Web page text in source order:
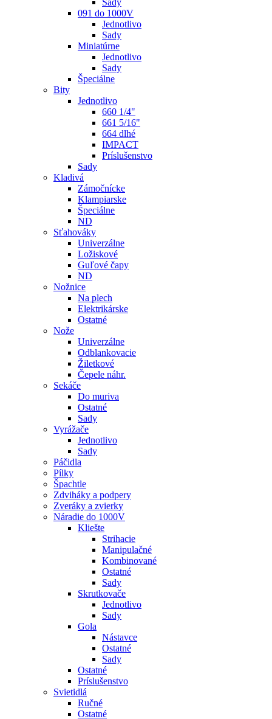
Sady
091 do 1000V
Jednotlivo
Sady
Miniatúrne
Jednotlivo
Sady
Špeciálne
Bity
Jednotlivo
660 1/4"
661 5/16"
664 dlhé
IMPACT
Príslušenstvo
Sady
Kladivá
Zámočnícke
Klampiarske
Špeciálne
ND
Sťahováky
Univerzálne
Ložiskové
Guľové čapy
ND
Nožnice
Na plech
Elektrikárske
Ostatné
Nože
Univerzálne
Odblankovacie
Žiletkové
Čepele náhr.
Sekáče
Do muriva
Ostatné
Sady
Vyrážače
Jednotlivo
Sady
Páčidla
Pílky
Špachtle
Zdviháky a podpery
Zveráky a zvierky
Náradie do 1000V
Kliešte
Strihacie
Manipulačné
Kombinované
Ostatné
Sady
Skrutkovače
Jednotlivo
Sady
Gola
Nástavce
Ostatné
Sady
Ostatné
Príslušenstvo
Svietidlá
Ručné
Ostatné